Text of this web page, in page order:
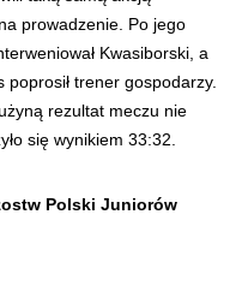
prowadzenie. Po jego
Kwasiborski, a
trener gospodarzy.
rezultat meczu nie
się wynikiem 33:32.
Polski Juniorów